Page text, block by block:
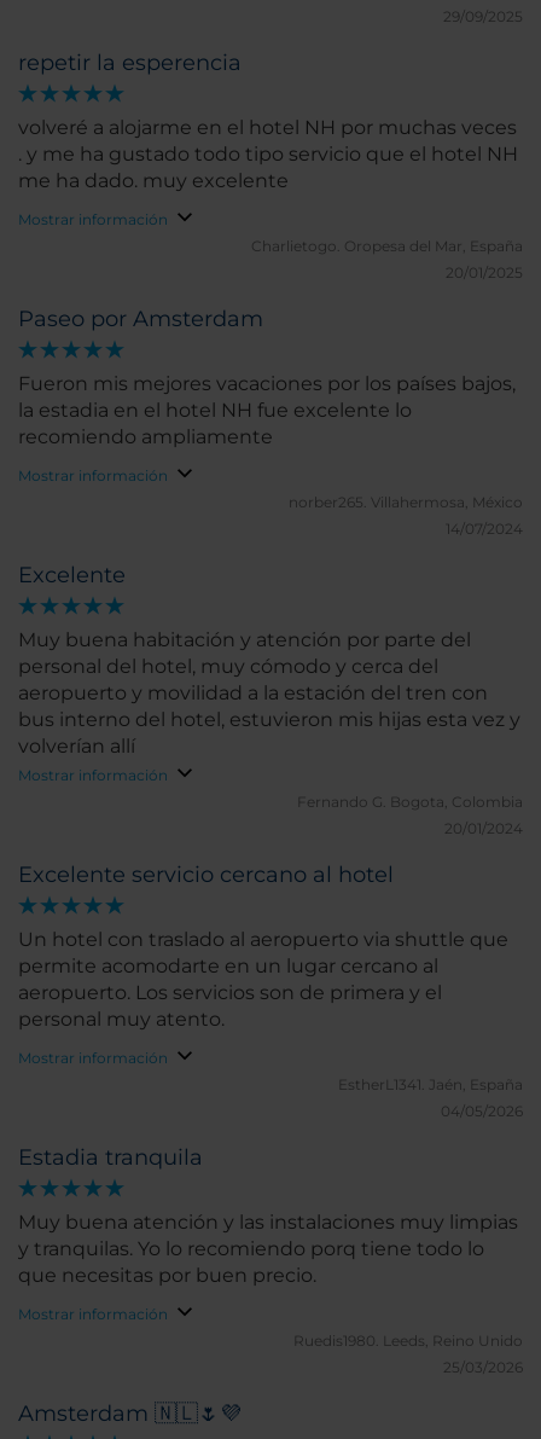
Excelente servicio cercano al hotel
Un hotel con traslado al aeropuerto via shuttle que
permite acomodarte en un lugar cercano al
aeropuerto. Los servicios son de primera y el
personal muy atento.
Mostrar información
EstherL1341. Jaén, España
04/05/2026
Estadia tranquila
Muy buena atención y las instalaciones muy limpias
y tranquilas. Yo lo recomiendo porq tiene todo lo
que necesitas por buen precio.
Mostrar información
Ruedis1980. Leeds, Reino Unido
25/03/2026
Amsterdam 🇳🇱🌷💜
29/09/2025
repetir la esperencia
volveré a alojarme en el hotel NH por muchas veces
. y me ha gustado todo tipo servicio que el hotel NH
me ha dado. muy excelente
Mostrar información
Charlietogo. Oropesa del Mar, España
20/01/2025
Paseo por Amsterdam
Fueron mis mejores vacaciones por los países bajos,
la estadia en el hotel NH fue excelente lo
recomiendo ampliamente
Mostrar información
norber265. Villahermosa, México
14/07/2024
Excelente
Muy buena habitación y atención por parte del
personal del hotel, muy cómodo y cerca del
aeropuerto y movilidad a la estación del tren con
bus interno del hotel, estuvieron mis hijas esta vez y
volverían allí
Mostrar información
Fernando G. Bogota, Colombia
20/01/2024